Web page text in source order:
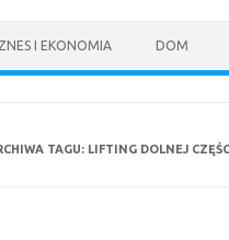
I EKONOMIA DOM
TAGU: LIFTING DOLNEJ